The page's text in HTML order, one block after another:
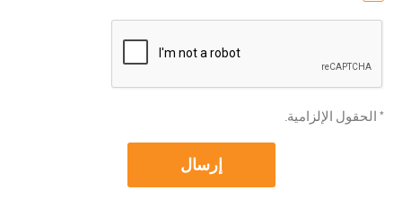
* الحقول الإلزامية.
إرسال